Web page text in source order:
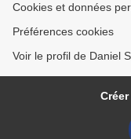
Cookies et données
Préférences cookies
Voir le profil de Daniel